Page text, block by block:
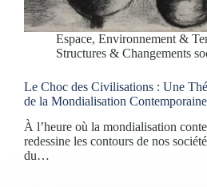
Espace, Environnement &
Structures & Changements
Le Choc des Civilisations : Une
de la Mondialisation Contemporaine
À l’heure où la mondialisation
redessine les contours de nos
du…